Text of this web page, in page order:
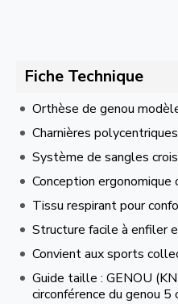
Fiche Technique
Orthèse de genou
Charnières
Système de sangles
Conception
Tissu respirant pour
Structure facile à enfiler
Convient aux sports
Guide taille : GENOU
circonférence du genou